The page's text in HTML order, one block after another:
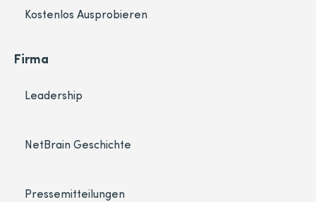
Kostenlos Ausprobieren
Firma
Leadership
NetBrain Geschichte
Pressemitteilungen